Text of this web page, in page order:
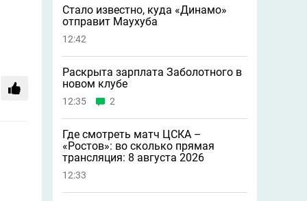
Стало известно, куда «Динамо»
отправит Маухуба
12:42
Раскрыта зарплата Заболотного в
новом клубе
12:35 2
Где смотреть матч ЦСКА –
«Ростов»: во сколько прямая
трансляция: 8 августа 2026
12:33